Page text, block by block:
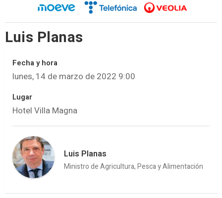
Luis Planas
Fecha y hora
lunes, 14 de marzo de 2022 9:00
Lugar
Hotel Villa Magna
Luis Planas
Ministro de Agricultura, Pesca y Alimentación